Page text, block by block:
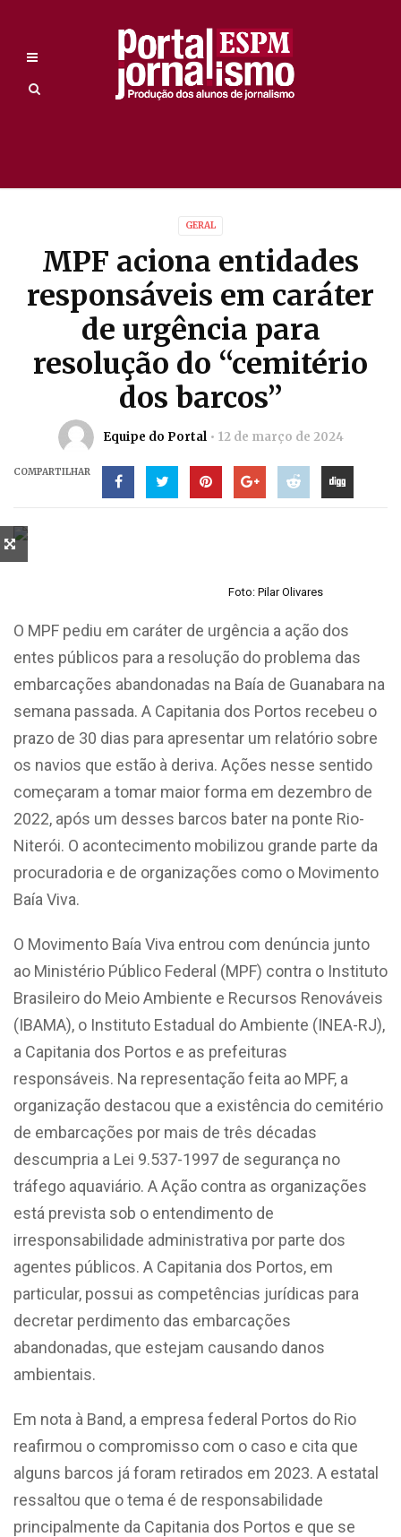
GERAL
MPF aciona entidades
responsáveis em caráter
de urgência para
resolução do “cemitério
dos barcos”
Equipe do Portal 12 de março de 2024
COMPARTILHAR
Foto: Pilar Olivares
O MPF pediu em caráter de urgência a ação dos
entes públicos para a resolução do problema das
embarcações abandonadas na Baía de Guanabara na
semana passada. A Capitania dos Portos recebeu o
prazo de 30 dias para apresentar um relatório sobre
os navios que estão à deriva. Ações nesse sentido
começaram a tomar maior forma em dezembro de
2022, após um desses barcos bater na ponte Rio-
Niterói. O acontecimento mobilizou grande parte da
procuradoria e de organizações como o Movimento
Baía Viva.
O Movimento Baía Viva entrou com denúncia junto
ao Ministério Público Federal (MPF) contra o Instituto
Brasileiro do Meio Ambiente e Recursos Renováveis
(IBAMA), o Instituto Estadual do Ambiente (INEA-RJ),
a Capitania dos Portos e as prefeituras
responsáveis. Na representação feita ao MPF, a
organização destacou que a existência do cemitério
de embarcações por mais de três décadas
descumpria a Lei 9.537-1997 de segurança no
tráfego aquaviário. A Ação contra as organizações
está prevista sob o entendimento de
irresponsabilidade administrativa por parte dos
agentes públicos. A Capitania dos Portos, em
particular, possui as competências jurídicas para
decretar perdimento das embarcações
abandonadas, que estejam causando danos
ambientais.
Em nota à Band, a empresa federal Portos do Rio
reafirmou o compromisso com o caso e cita que
alguns barcos já foram retirados em 2023. A estatal
ressaltou que o tema é de responsabilidade
principalmente da Capitania dos Portos e que se